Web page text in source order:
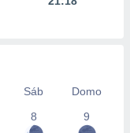
Sáb
Domo
8 9